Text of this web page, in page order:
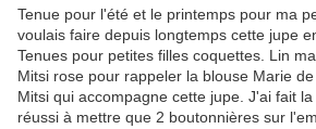
Tenue pour l'été et le printemps pour ma
voulais faire depuis longtemps cette jupe
Tenues pour petites filles coquettes. Lin
Mitsi rose pour rappeler la blouse Marie
Mitsi qui accompagne cette jupe. J'ai fait
réussi à mettre que 2 boutonnières sur